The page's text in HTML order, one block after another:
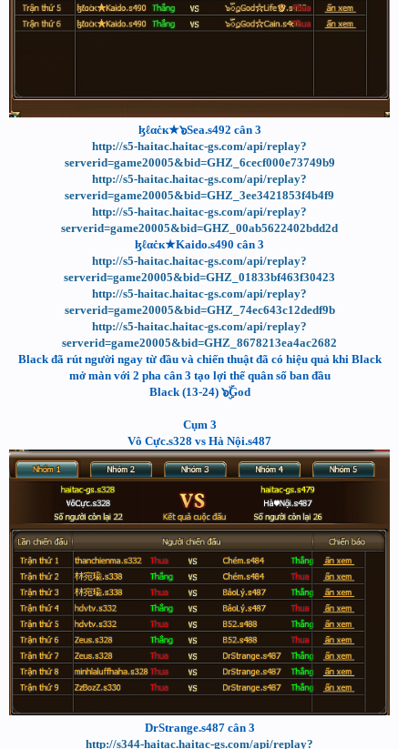
ɮℓαċк★๖Sea.s492 cân 3
http://s5-haitac.haitac-gs.com/api/replay?
serverid=game20005&bid=GHZ_6cecf000e73749b9
http://s5-haitac.haitac-gs.com/api/replay?
serverid=game20005&bid=GHZ_3ee3421853f4b4f9
http://s5-haitac.haitac-gs.com/api/replay?
serverid=game20005&bid=GHZ_00ab5622402bdd2d
ɮℓαċк★Kaido.s490 cân 3
http://s5-haitac.haitac-gs.com/api/replay?
serverid=game20005&bid=GHZ_01833bf463f30423
http://s5-haitac.haitac-gs.com/api/replay?
serverid=game20005&bid=GHZ_74ec643c12dedf9b
http://s5-haitac.haitac-gs.com/api/replay?
serverid=game20005&bid=GHZ_8678213ea4ac2682
Black đã rút người ngay từ đầu và chiến thuật đã có hiệu quả khi Black
mở màn với 2 pha cân 3 tạo lợi thế quân số ban đầu
Black (13-24) ๖ۣۜGod
Cụm 3
Vô Cực.s328 vs Hà Nội.s487
DrStrange.s487 cân 3
http://s344-haitac.haitac-gs.com/api/replay?